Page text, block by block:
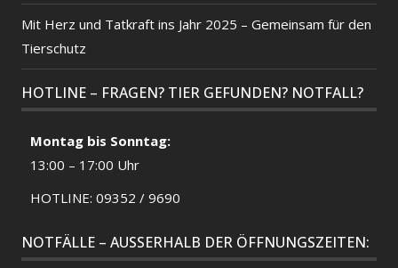
Mit Herz und Tatkraft ins Jahr 2025 – Gemeinsam für den
Tierschutz
HOTLINE – FRAGEN? TIER GEFUNDEN? NOTFALL?
Montag bis Sonntag:
13:00 – 17:00 Uhr
HOTLINE: 09352 / 9690
NOTFÄLLE – AUSSERHALB DER ÖFFNUNGSZEITEN: